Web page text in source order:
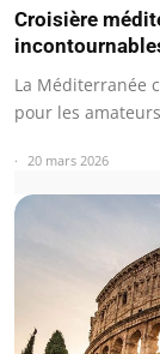
Croisière
La Méditerranée
pour les
20 mars 2026